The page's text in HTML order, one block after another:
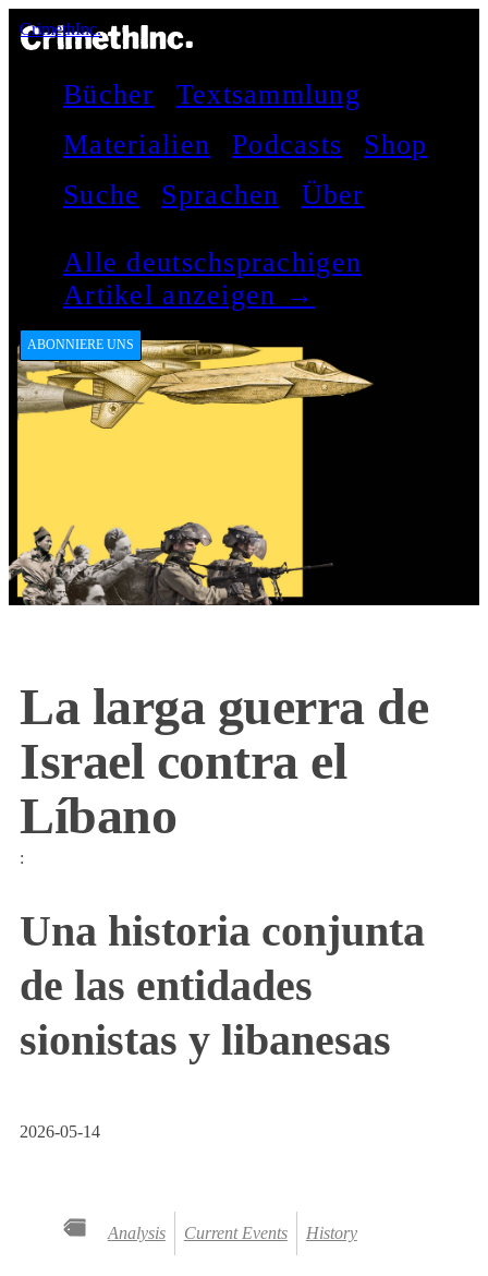
CrimethInc.
Bücher
Textsammlung
Materialien
Podcasts
Shop
Suche
Sprachen Über
Alle deutschsprachigen
Artikel anzeigen →
ABONNIERE UNS
La larga guerra de
Israel contra el
Líbano
:
Una historia conjunta
de las entidades
sionistas y libanesas
2026-05-14
Analysis Current Events History